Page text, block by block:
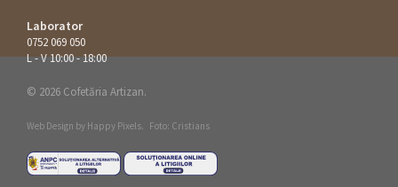
Laborator
0752 069 050
L - V 10:00 - 18:00
© 2026 Cofetăria Artizan.
Web Design by Happy Pixels. Foto: Cristians